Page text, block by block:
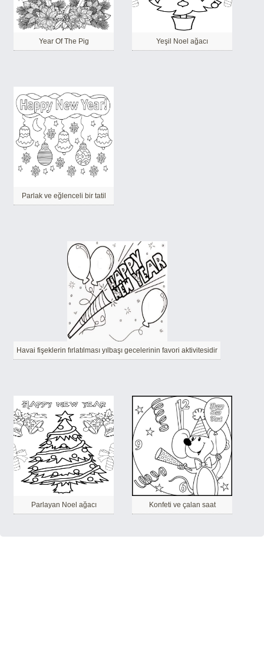
Year Of The Pig Yeşil Noel ağacı
Parlak ve eğlenceli bir tatil
Havai fişeklerin fırlatılması yılbaşı gecelerinin favori aktivitesidir
Parlayan Noel ağacı Konfeti ve çalan saat